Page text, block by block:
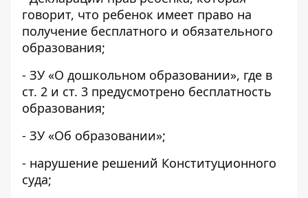
говорит, что ребенок имеет право на
получение бесплатного и обязательного
образования;
- ЗУ «О дошкольном образовании», где в
ст. 2 и ст. 3 предусмотрено бесплатность
образования;
- ЗУ «Об образовании»;
- нарушение решений Конституционного
суда;